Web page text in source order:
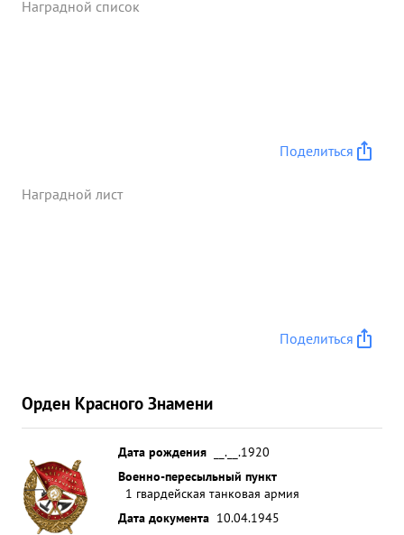
своего командира, во время нал етов с ставались
мосту ,но саперы гв капитана ВЫСОГОРЕЦ
на потери продолжали забив ать свои выполняя
Наградной список
Поделиться
Наградной лист
Поделиться
Орден Красного Знамени
Дата рождения
__.__.1920
Военно-пересыльный пункт
1 гвардейская танковая армия
Дата документа 10.04.1945